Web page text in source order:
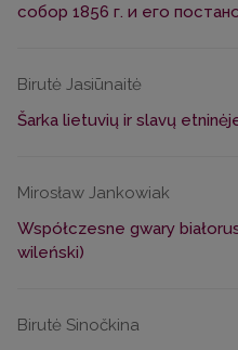
собор 1856 г. и его
Birutė Jasiūnaitė
Šarka lietuvių ir slavų
Mirosław Jankowiak
Współczesne gwary
wileński)
Birutė Sinočkina